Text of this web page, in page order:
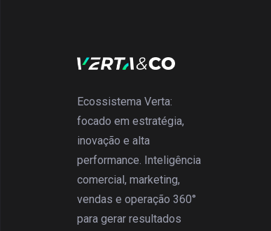
Ecossistema Verta:
focado em estratégia,
inovação e alta
performance. Inteligência
comercial, marketing,
vendas e operação 360°
para gerar resultados